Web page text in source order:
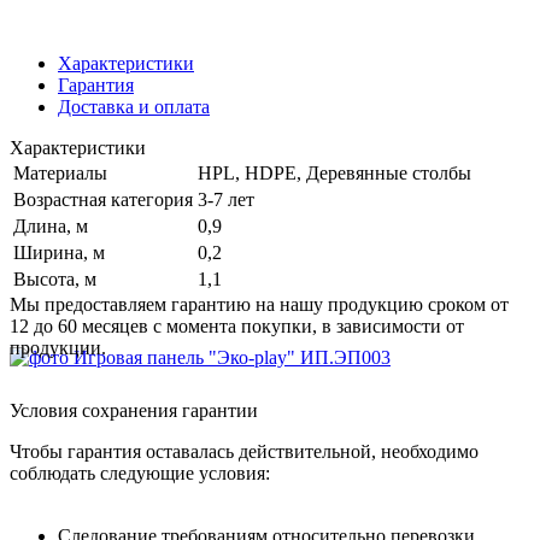
Характеристики
Гарантия
Доставка и оплата
Характеристики
Материалы
HPL, HDPE, Деревянные столбы
Возрастная категория 3-7 лет
Длина, м
0,9
Ширина, м
0,2
Высота, м
1,1
Мы предоставляем гарантию на нашу продукцию сроком от
12 до 60 месяцев с момента покупки, в зависимости от
продукции.
Условия сохранения гарантии
Чтобы гарантия оставалась действительной, необходимо
соблюдать следующие условия:
Следование требованиям относительно перевозки,